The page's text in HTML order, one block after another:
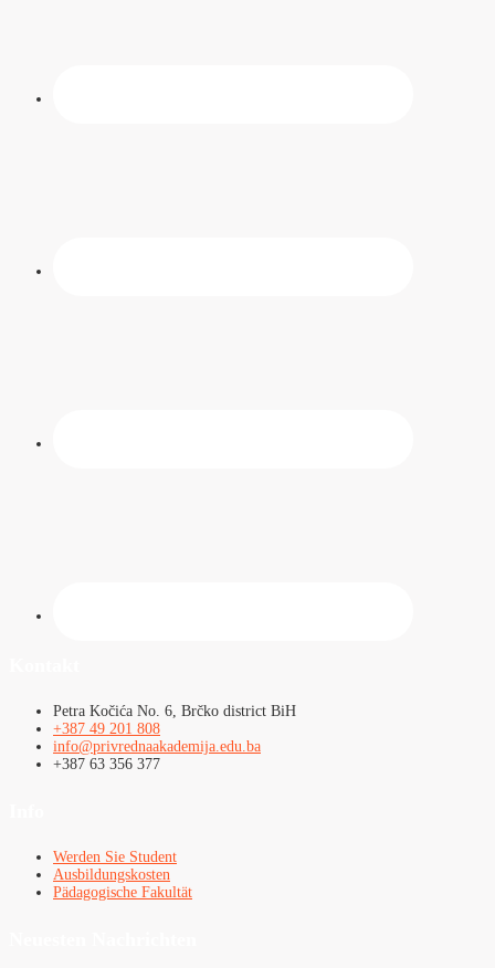
Petra Kočića No. 6, Brčko district BiH
+387 49 201 808
info@privrednaakademija.edu.ba
+387 63 356 377
Werden Sie Student
Ausbildungskosten
Pädagogische Fakultät